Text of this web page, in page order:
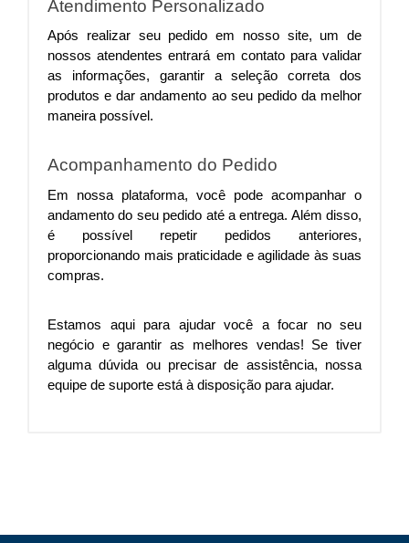
Atendimento Personalizado
Após realizar seu pedido em nosso site, um de
nossos atendentes entrará em contato para validar
as informações, garantir a seleção correta dos
produtos e dar andamento ao seu pedido da melhor
maneira possível.
Acompanhamento do Pedido
Em nossa plataforma, você pode acompanhar o
andamento do seu pedido até a entrega. Além disso,
é possível repetir pedidos anteriores,
proporcionando mais praticidade e agilidade às suas
compras.
Estamos aqui para ajudar você a focar no seu
negócio e garantir as melhores vendas! Se tiver
alguma dúvida ou precisar de assistência, nossa
equipe de suporte está à disposição para ajudar.